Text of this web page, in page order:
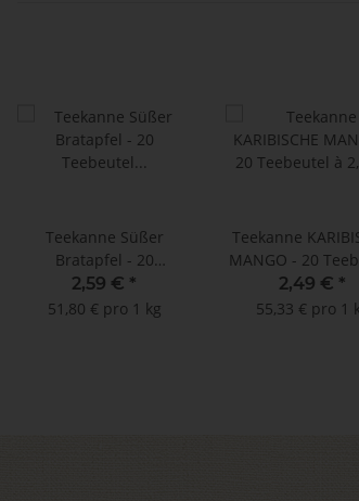
Teekanne Süßer
Bratapfel - 20
Teebeutel à 2,5 g **
2,59 € *
51,80 € pro 1 kg
Teekanne
MANGO - 20
à 2,25 g
2,49 € *
55,33 € pro 1